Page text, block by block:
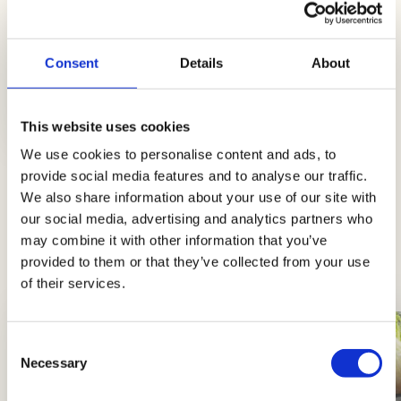
Consent Details About
This website uses cookies
We use cookies to personalise content and ads, to
provide social media features and to analyse our traffic.
We also share information about your use of our site with
our social media, advertising and analytics partners who
may combine it with other information that you’ve
provided to them or that they’ve collected from your use
of their services.
Selection
Necessary
Knusprige Würstchen- und
Taleggio-Taschen
Einfach 20Min.
Tipps und Ratschläge
Neuigkeiten, Einblicke und Tricks, um Könige
und Königinnen der Küche zu werden